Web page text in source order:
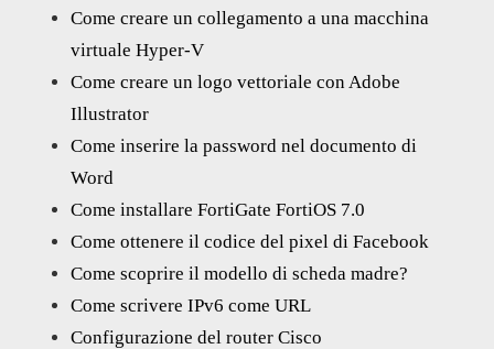
Come creare un collegamento a una macchina
virtuale Hyper-V
Come creare un logo vettoriale con Adobe
Illustrator
Come inserire la password nel documento di
Word
Come installare FortiGate FortiOS 7.0
Come ottenere il codice del pixel di Facebook
Come scoprire il modello di scheda madre?
Come scrivere IPv6 come URL
Configurazione del router Cisco